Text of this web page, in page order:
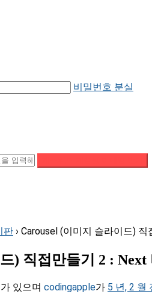
비밀번호 분실
판 › Carousel (이미지 슬라이드) 직
) 직접만들기 2 : Next
있으며 codingapple가 5 년, 2 월